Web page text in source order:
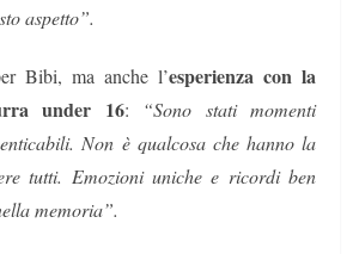
aspetto”.
Bibi, ma anche l’esperienza con la
under 16: “Sono stati momenti
Non è qualcosa che hanno la
tutti. Emozioni uniche e ricordi ben
memoria”.